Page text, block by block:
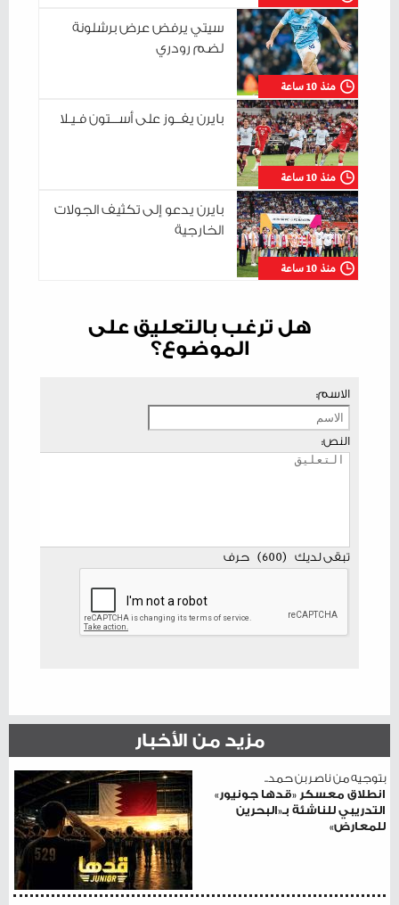
منذ 10 ساعة
سيتي يرفض عرض برشلونة
لضم رودري
منذ 10 ساعة
بايرن يفــوز على أســـتون فـيـلا
منذ 10 ساعة
بايرن يدعو إلى تكثيف الجولات
الخارجية
هل ترغب بالتعليق على
الموضوع؟
الاسم:
النص:
تبقى لديك (
600
) حرف
مزيد من الأخبار
بتوجيه من ناصر بن حمد..
انطلاق معسكر «قدها جونيور»
التدريبي للناشئة بـ«البحرين
للمعارض»